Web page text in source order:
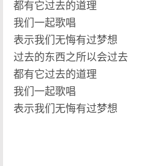
都有它过去的道理
我们一起歌唱
表示我们无悔有过梦想
过去的东西之所以会过去
都有它过去的道理
我们一起歌唱
表示我们无悔有过梦想